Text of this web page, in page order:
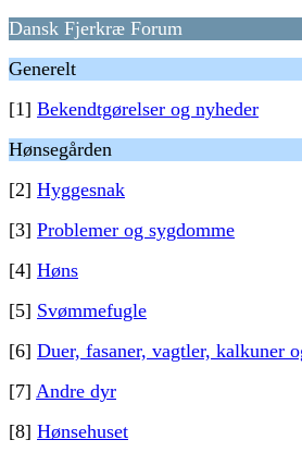
Dansk Fjerkræ Forum
Generelt
[1] Bekendtgørelser og nyheder
Hønsegården
[2] Hyggesnak
[3] Problemer og sygdomme
[4] Høns
[5] Svømmefugle
[6] Duer, fasaner, vagtler, kalkuner
[7] Andre dyr
[8] Hønsehuset